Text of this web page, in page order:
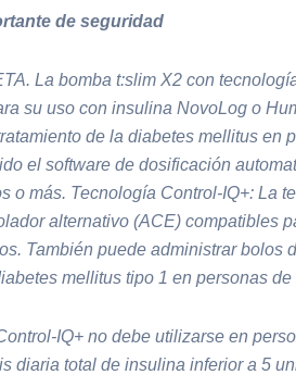
de seguridad
La bomba t:slim X2 con
su uso con insulina NovoLog o
de la diabetes mellitus
el software de dosificación
o más. Tecnología Control-IQ+: La
alternativo (ACE) compatibles
También puede administrar bolos
mellitus tipo 1 en personas
IQ+ no debe utilizarse en
diaria total de insulina inferior a 5